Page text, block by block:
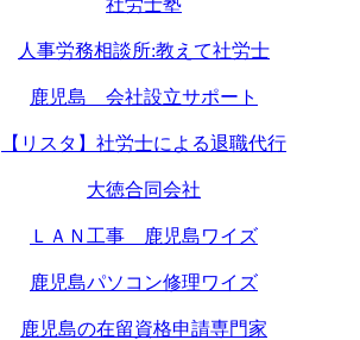
社労士塾
人事労務相談所:教えて社労士
鹿児島 会社設立サポート
【リスタ】社労士による退職代行
大徳合同会社
ＬＡＮ工事 鹿児島ワイズ
鹿児島パソコン修理ワイズ
鹿児島の在留資格申請専門家